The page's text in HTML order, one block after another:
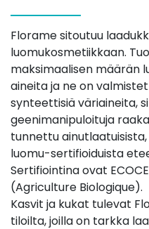
Florame sitoutuu
luomukosmetiikkaan.
maksimaalisen määrän
aineita ja ne on
synteettisiä väriaineita,
geenimanipuloituja
tunnettu
luomu-sertifioiduista
Sertifiointina ovat
(Agriculture Biologique).
Kasvit ja kukat tulevat
tiloilta, joilla on tarkka